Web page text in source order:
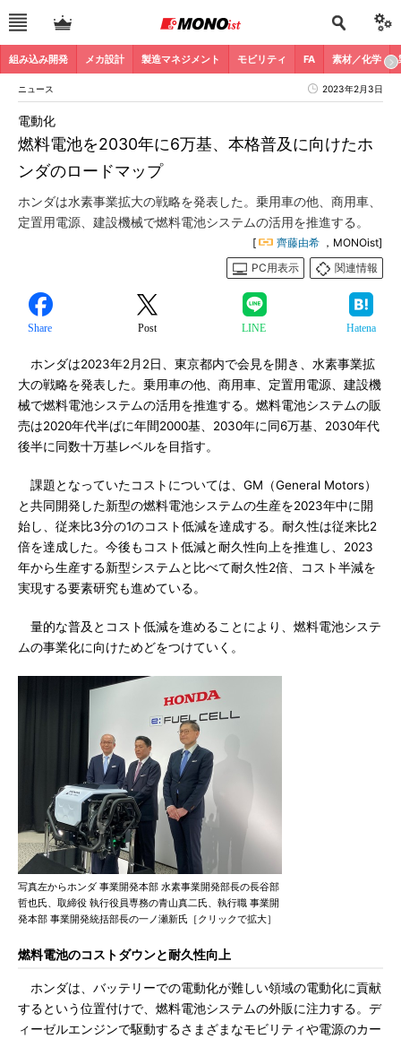
組み込み開発 メカ設計 製造マネジメント モビリティ FA 素材／化学
ニュース 2023年2月3日
燃料電池を2030年に6万基、本格普及に向けたホ
ンダのロードマップ
電動化
ホンダは水素事業拡大の戦略を発表した。乗用車の他、商用車、
定置用電源、建設機械で燃料電池システムの活用を推進する。
[ 齊藤由希 ，MONOist]
PC用表示
関連情報
Share Post LINE Hatena
ホンダは2023年2月2日、東京都内で会見を開き、水素事業拡
大の戦略を発表した。乗用車の他、商用車、定置用電源、建設機
械で燃料電池システムの活用を推進する。燃料電池システムの販
売は2020年代半ばに年間2000基、2030年に同6万基、2030年代
後半に同数十万基レベルを目指す。
課題となっていたコストについては、GM（General Motors）
と共同開発した新型の燃料電池システムの生産を2023年中に開
始し、従来比3分の1のコスト低減を達成する。耐久性は従来比2
倍を達成した。今後もコスト低減と耐久性向上を推進し、2023
年から生産する新型システムと比べて耐久性2倍、コスト半減を
実現する要素研究も進めている。
量的な普及とコスト低減を進めることにより、燃料電池システ
ムの事業化に向けためどをつけていく。
写真左からホンダ 事業開発本部 水素事業開発部長の長谷部
哲也氏、取締役 執行役員専務の青山真二氏、執行職 事業開
発本部 事業開発統括部長の一ノ瀬新氏［クリックで拡大］
燃料電池のコストダウンと耐久性向上
ホンダは、バッテリーでの電動化が難しい領域の電動化に貢献
するという位置付けで、燃料電池システムの外販に注力する。デ
ィーゼルエンジンで駆動するさまざまなモビリティや電源のカー